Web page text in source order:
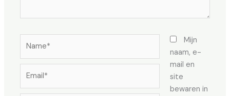
Mijn
naam, e-
mail en
site
bewaren in